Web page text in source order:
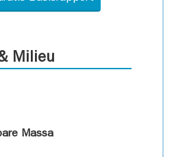
Milieu
Massa